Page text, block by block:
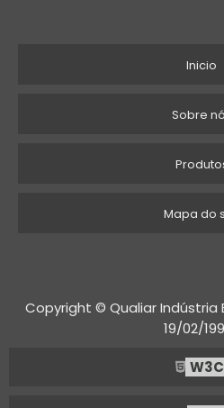
CLIMATIZADOR DE AR EVAPORATIVO
CLIMATIZADOR PORTATIL COM AGUA
CLIMATIZADOR DE AR
Inicio
Sobre
Mapa do
Copyright © Qualiar Indústria
19/02/
W3C